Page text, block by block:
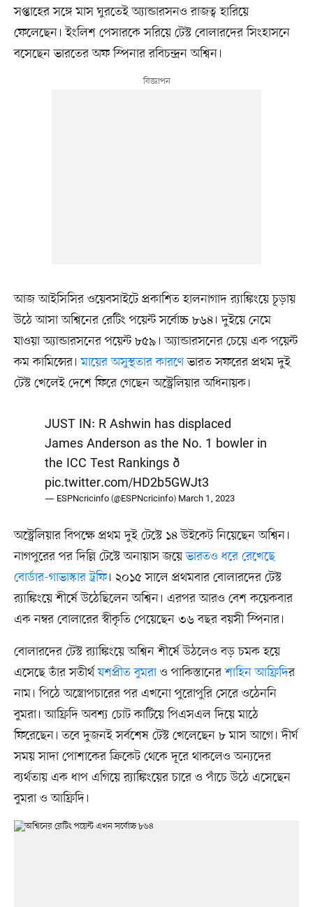
সপ্তাহের সঙ্গে মাস ঘুরতেই অ্যান্ডারসনও রাজত্ব হারিয়ে
ফেলেছেন। ইংলিশ পেসারকে সরিয়ে টেস্ট বোলারদের সিংহাসনে
বসেছেন ভারতের অফ স্পিনার রবিচন্দ্রন অশ্বিন।
আজ আইসিসির ওয়েবসাইটে প্রকাশিত হালনাগাদ র‍্যাঙ্কিংয়ে চূড়ায়
উঠে আসা অশ্বিনের রেটিং পয়েন্ট সর্বোচ্চ ৮৬৪। দুইয়ে নেমে
যাওয়া অ্যান্ডারসনের পয়েন্ট ৮৫৯। অ্যান্ডারসনের চেয়ে এক পয়েন্ট
কম কামিন্সের।মায়ের অসুস্থতার কারণেভারত সফরের প্রথম দুই
টেস্ট খেলেই দেশে ফিরে গেছেন অস্ট্রেলিয়ার অধিনায়ক।
JUST IN: R Ashwin has displaced
James Anderson as the No. 1 bowler in
the ICC Test Rankings ð
pic.twitter.com/HD2b5GWJt3
— ESPNcricinfo (@ESPNcricinfo) March 1, 2023
অস্ট্রেলিয়ার বিপক্ষে প্রথম দুই টেস্টে ১৪ উইকেট নিয়েছেন অশ্বিন।
নাগপুরের পর দিল্লি টেস্টে অনায়াস জয়েভারতও ধরে রেখেছে
বোর্ডার-গাভাস্কার ট্রফি। ২০১৫ সালে প্রথমবার বোলারদের টেস্ট
র‍্যাঙ্কিংয়ে শীর্ষে উঠেছিলেন অশ্বিন। এরপর আরও বেশ কয়েকবার
এক নম্বর বোলারের স্বীকৃতি পেয়েছেন ৩৬ বছর বয়সী স্পিনার।
বোলারদের টেস্ট র‍্যাঙ্কিংয়ে অশ্বিন শীর্ষে উঠলেও বড় চমক হয়ে
এসেছে তাঁর সতীর্থযশপ্রীত বুমরাও পাকিস্তানেরশাহিন আফ্রিদির
নাম। পিঠে অস্ত্রোপচারের পর এখনো পুরোপুরি সেরে ওঠেননি
বুমরা। আফ্রিদি অবশ্য চোট কাটিয়ে পিএসএল দিয়ে মাঠে
ফিরেছেন। তবে দুজনই সর্বশেষ টেস্ট খেলেছেন ৮ মাস আগে। দীর্ঘ
সময় সাদা পোশাকের ক্রিকেট থেকে দূরে থাকলেও অন্যদের
ব্যর্থতায় এক ধাপ এগিয়ে র‍্যাঙ্কিংয়ের চারে ও পাঁচে উঠে এসেছেন
বুমরা ও আফ্রিদি।